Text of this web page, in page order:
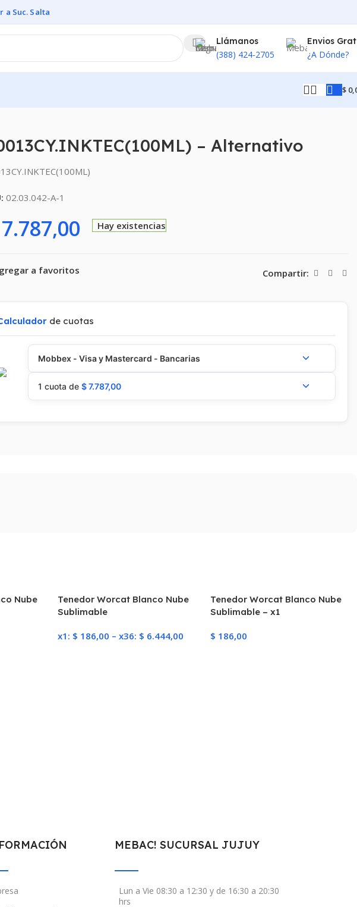
a Suc. Salta
Llámanos
(388) 424-2705
Envios
¿A Dónde?
$
– Alternativo
02.03.042-A-1
7.787,00 Hay existencias
a favoritos Compartir:
de cuotas
Mobbex - Visa y Mastercard - Bancarias
1 cuota de $7.787,00
Nube
Tenedor Worcat Blanco Nube
Sublimable
x1: $ 186,00 –x36: $ 6.444,00
Tenedor Worcat Blanco Nube
Sublimable – x1
$ 186,00
MEBAC! SUCURSAL JUJUY
Lun a Vie 08:30 a 12:30 y de 16:30 a 20:30
hrs